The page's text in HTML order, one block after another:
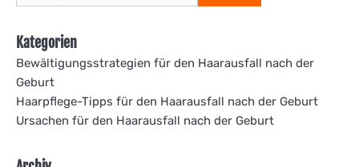
for:
Kategorien
Bewältigungsstrategien für den Haarausfall nach der
Geburt
Haarpflege-Tipps für den Haarausfall nach der Geburt
Ursachen für den Haarausfall nach der Geburt